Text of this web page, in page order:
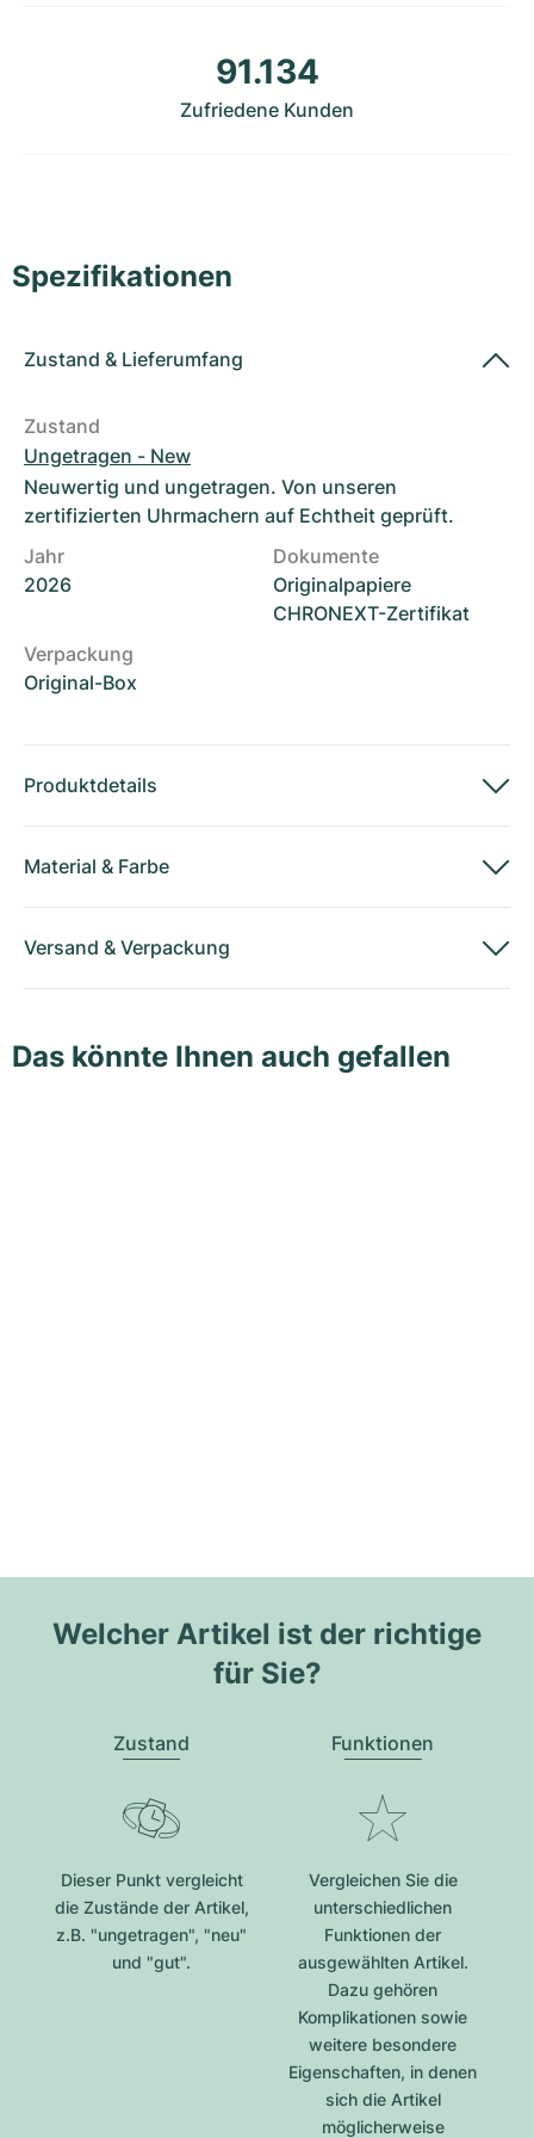
91.134
Zufriedene Kunden
Spezifikationen
Zustand & Lieferumfang
Zustand
Ungetragen - New
Neuwertig und ungetragen. Von unseren
zertifizierten Uhrmachern auf Echtheit geprüft.
Jahr
2026
Dokumente
Originalpapiere
CHRONEXT-Zertifikat
Verpackung
Original-Box
Produktdetails
Material & Farbe
Versand & Verpackung
Das könnte Ihnen auch gefallen
Welcher Artikel ist der richtige
für Sie?
Zustand
Dieser Punkt vergleicht
die Zustände der Artikel,
z.B. "ungetragen", "neu"
und "gut".
Funktionen
Vergleichen Sie die
unterschiedlichen
Funktionen der
ausgewählten Artikel.
Dazu gehören
Komplikationen sowie
weitere besondere
Eigenschaften, in denen
sich die Artikel
möglicherweise